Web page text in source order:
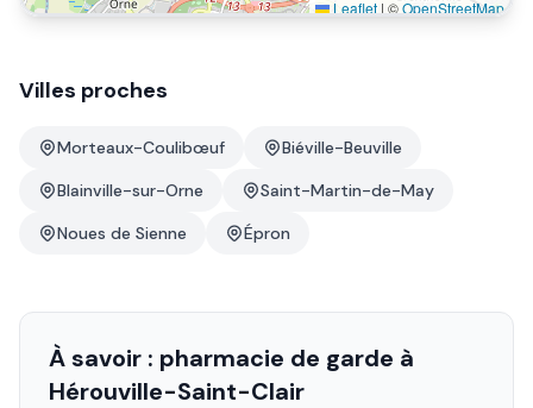
Leaflet | ©OpenStreetMap
Villes proches
Morteaux-Coulibœuf
Biéville-Beuville
Blainville-sur-Orne
Saint-Martin-de-May
Noues de Sienne
Épron
À savoir : pharmacie de garde à
Hérouville-Saint-Clair